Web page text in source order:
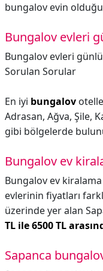
bungalov evin
Bungalov evleri
Bungalov evleri
Sorulan Sorular
En iyi bungalov
Adrasan, Ağva, Şile,
gibi bölgelerde
Bungalov ev
Bungalov ev kiralama
evlerinin fiyatları
üzerinde yer alan
TL ile 6500 TL
Sapanca